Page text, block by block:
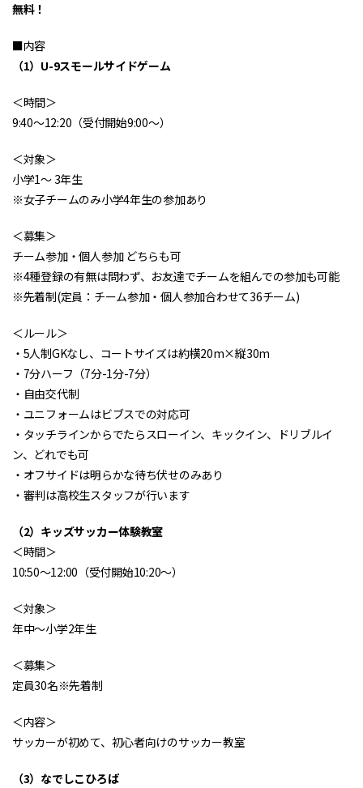
無料！
■内容
（1）U-9スモールサイドゲーム
＜時間＞
9:40〜12:20（受付開始9:00〜）
＜対象＞
小学1〜 3年生
※女子チームのみ小学4年生の参加あり
＜募集＞
チーム参加・個人参加 どちらも可
※4種登録の有無は問わず、お友達でチームを組んでの参加も可能
※先着制(定員：チーム参加・個人参加合わせて36チーム)
＜ルール＞
・5人制GKなし、コートサイズは約横20m×縦30m
・7分ハーフ（7分-1分-7分）
・自由交代制
・ユニフォームはビブスでの対応可
・タッチラインからでたらスローイン、キックイン、ドリブルイ
ン、どれでも可
・オフサイドは明らかな待ち伏せのみあり
・審判は高校生スタッフが行います
（2）キッズサッカー体験教室
＜時間＞
10:50〜12:00（受付開始10:20〜）
＜対象＞
年中〜小学2年生
＜募集＞
定員30名※先着制
＜内容＞
サッカーが初めて、初心者向けのサッカー教室
（3）なでしこひろば